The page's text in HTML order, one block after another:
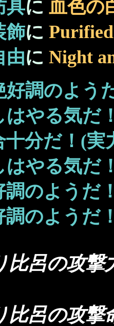
具に 血色の
飾に
由に Night
好調のよう
はやる気だ
分だ！(実
はやる気だ
のようだ
のようだ
比呂の攻撃
比呂の攻撃